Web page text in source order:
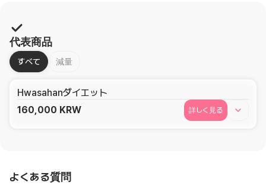
代表商品
すべて 減量
Hwasahanダイエット
160,000 KRW 詳しく見る
よくある質問